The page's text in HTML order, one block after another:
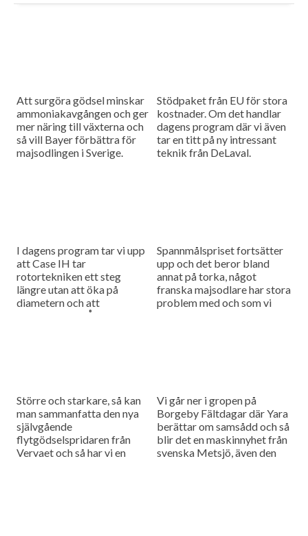
Att surgöra gödsel minskar
ammoniakavgången och ger
mer näring till växterna och
så vill Bayer förbättra för
majsodlingen i Sverige.
Stödpaket från EU för stora
kostnader. Om det handlar
dagens program där vi även
tar en titt på ny intressant
teknik från DeLaval.
I dagens program tar vi upp
att Case IH tar
rotortekniken ett steg
längre utan att öka på
diametern och att
salladsodlaren Åhus Grönt
Spannmålspriset fortsätter
upp och det beror bland
annat på torka, något
franska majsodlare har stora
problem med och som vi
Större och starkare, så kan
man sammanfatta den nya
självgående
flytgödselspridaren från
Vervaet och så har vi en
Vi går ner i gropen på
Borgeby Fältdagar där Yara
berättar om samsådd och så
blir det en maskinnyhet från
svenska Metsjö, även den